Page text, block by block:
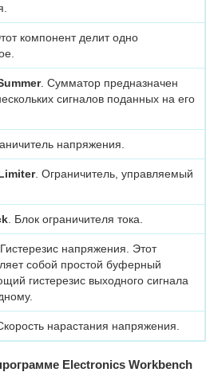
компонент делит одно
. Сумматор предназначен
сигналов поданных на его
напряжения.
. Ограничитель, управляемый
. Блок ограничителя тока.
. Гистерезис напряжения. Этот
собой простой буферный
гистерезис выходного сигнала
нарастания напряжения.
Electronics Workbench